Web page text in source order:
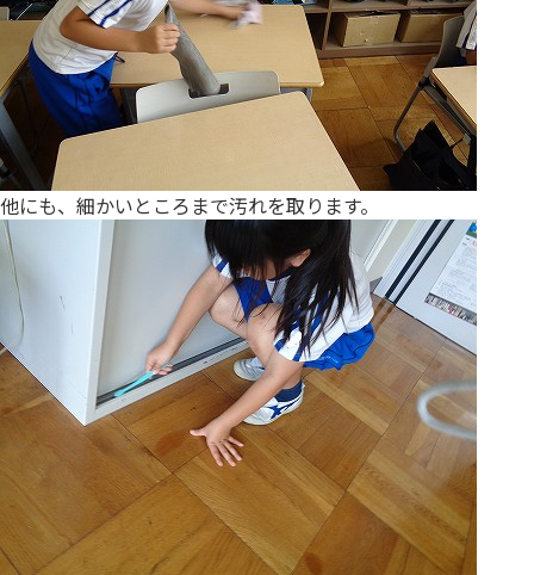
他にも、細かいところまで汚れを取ります。